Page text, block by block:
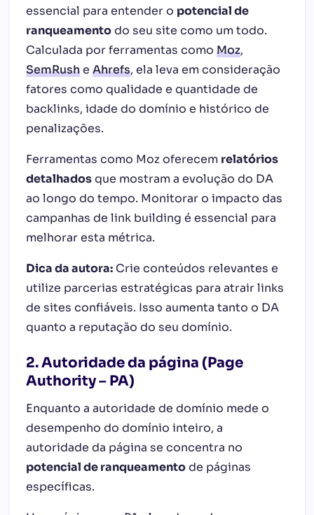
essencial para entender o potencial de
ranqueamentodo seu site como um todo.
Calculada por ferramentas como Moz,
SemRushe Ahrefs, ela leva em consideração
fatores como qualidade e quantidade de
backlinks, idade do domínio e histórico de
penalizações.
Ferramentas como Moz oferecem relatórios
detalhadosque mostram a evolução do DA
ao longo do tempo. Monitorar o impacto das
campanhas de link building é essencial para
melhorar esta métrica.
Dica da autora: Crie conteúdos relevantes e
utilize parcerias estratégicas para atrair links
de sites confiáveis. Isso aumenta tanto o DA
quanto a reputação do seu domínio.
2. Autoridade da página (Page
Authority – PA)
Enquanto a autoridade de domínio mede o
desempenho do domínio inteiro, a
autoridade da página se concentra no
potencial de ranqueamentode páginas
específicas.